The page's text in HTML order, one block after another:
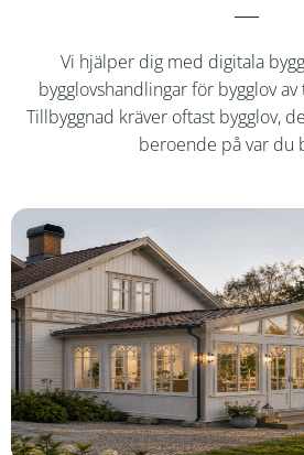
Vi hjälper dig med digitala
bygglovshandlingar för bygglov
Tillbyggnad kräver oftast bygglov,
beroende på var du